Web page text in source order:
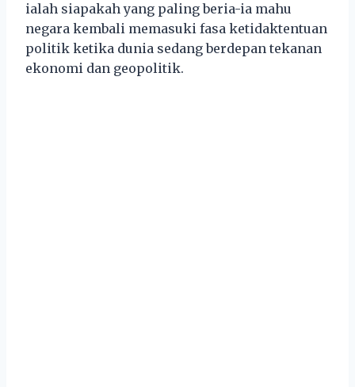
ialah siapakah yang paling beria-ia mahu
negara kembali memasuki fasa ketidaktentuan
politik ketika dunia sedang berdepan tekanan
ekonomi dan geopolitik.